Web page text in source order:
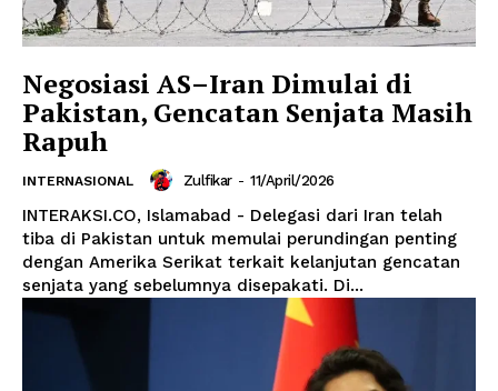
Negosiasi AS–Iran Dimulai di
Pakistan, Gencatan Senjata Masih
Rapuh
INTERNASIONAL Zulfikar - 11/April/2026
INTERAKSI.CO, Islamabad - Delegasi dari Iran telah
tiba di Pakistan untuk memulai perundingan penting
dengan Amerika Serikat terkait kelanjutan gencatan
senjata yang sebelumnya disepakati. Di...